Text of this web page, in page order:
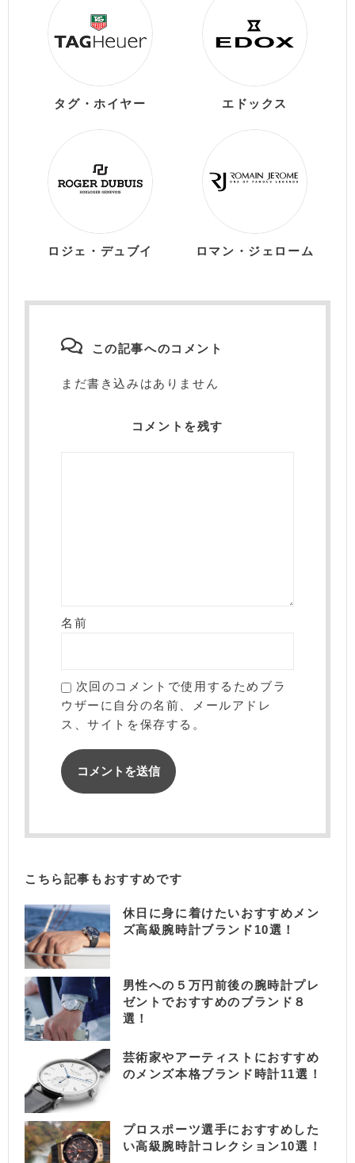
タグ・ホイヤー エドックス
ロジェ・デュブイ ロマン・ジェローム
この記事へのコメント
まだ書き込みはありません
コメントを残す
名前
次回のコメントで使用するためブラ
ウザーに自分の名前、メールアドレ
ス、サイトを保存する。
こちら記事もおすすめです
休日に身に着けたいおすすめメン
ズ高級腕時計ブランド10選！
男性への５万円前後の腕時計プレ
ゼントでおすすめのブランド８
選！
芸術家やアーティストにおすすめ
のメンズ本格ブランド時計11選！
プロスポーツ選手におすすめした
い高級腕時計コレクション10選！